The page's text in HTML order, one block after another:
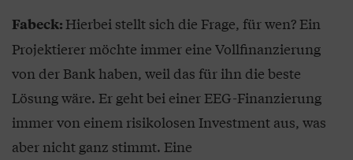
Fabeck:Hierbei stellt sich die Frage, für wen? Ein
Projektierer möchte immer eine Vollfinanzierung
von der Bank haben, weil das für ihn die beste
Lösung wäre. Er geht bei einer EEG-Finanzierung
immer von einem risikolosen Investment aus, was
aber nicht ganz stimmt. Eine